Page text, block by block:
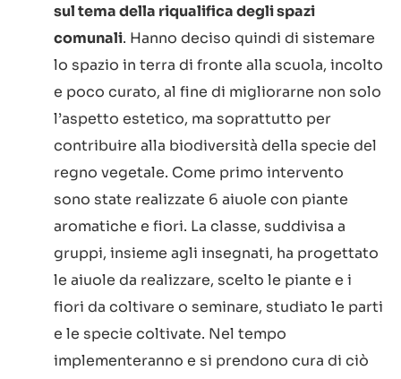
sul tema della riqualifica degli spazi
comunali. Hanno deciso quindi di sistemare
lo spazio in terra di fronte alla scuola, incolto
e poco curato, al fine di migliorarne non solo
l’aspetto estetico, ma soprattutto per
contribuire alla biodiversità della specie del
regno vegetale. Come primo intervento
sono state realizzate 6 aiuole con piante
aromatiche e fiori. La classe, suddivisa a
gruppi, insieme agli insegnati, ha progettato
le aiuole da realizzare, scelto le piante e i
fiori da coltivare o seminare, studiato le parti
e le specie coltivate. Nel tempo
implementeranno e si prendono cura di ciò